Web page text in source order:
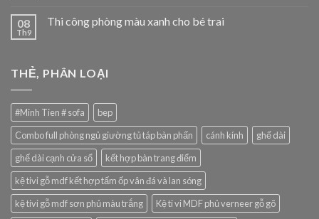
08
Th9
Thi công phòng màu xanh cho bé trai
THẺ, PHÂN LOẠI
#Minh Tien # sofa
bep
Combo full phòng ngủ giường tủ táp bàn phấn
cánh kính
ghế dài
ghế dài cạnh cửa sổ
kết hợp bàn trang điểm
kệ tivi gỗ mdf kết hợp tấm ốp vân đá và lan sóng
kệ tivi gỗ mdf sơn phủ màu trắng
Kệ ti vi MDF phủ verneer gỗ gõ